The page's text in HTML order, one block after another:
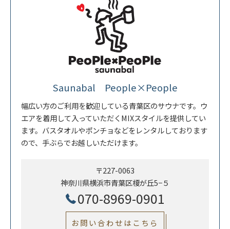
Saunabal People×People
幅広い方のご利用を歓迎している青葉区のサウナです。ウ
エアを着用して入っていただくMIXスタイルを提供してい
ます。バスタオルやポンチョなどをレンタルしております
ので、手ぶらでお越しいただけます。
〒227-0063
神奈川県横浜市青葉区榎が丘5−５
070-8969-0901
お問い合わせはこちら